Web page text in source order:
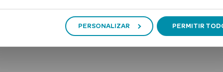
PERSONALIZAR PERMITIR